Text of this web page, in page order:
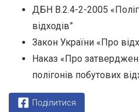
ДБН В.2.4-2-2005
відходів”
Закон України «Про
Наказ «Про
полігонів побутових
Поділитися